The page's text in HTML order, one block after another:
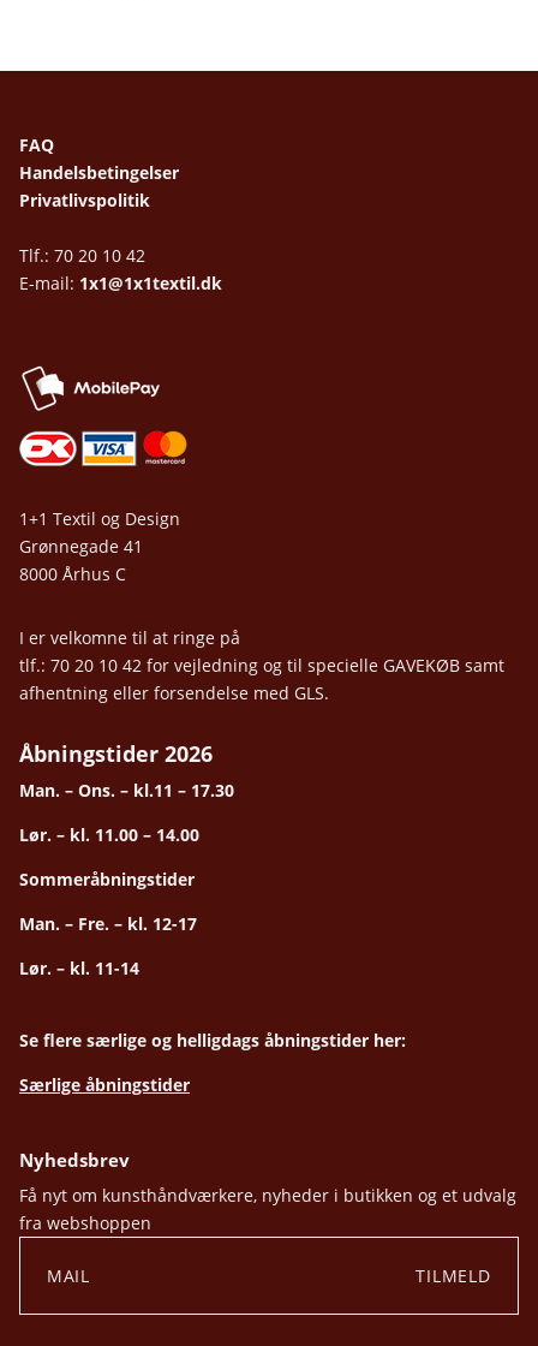
FAQ
Handelsbetingelser
Privatlivspolitik
Tlf.: 70 20 10 42
E-mail: 1x1@1x1textil.dk
1+1 Textil og Design
Grønnegade 41
8000 Århus C
I er velkomne til at ringe på
tlf.: 70 20 10 42 for vejledning og til specielle GAVEKØB samt
afhentning eller forsendelse med GLS.
Åbningstider 2026
Man. – Ons. – kl.11 – 17.30
Lør. – kl. 11.00 – 14.00
Sommeråbningstider
Man. – Fre. – kl. 12-17
Lør. – kl. 11-14
Se flere særlige og helligdags åbningstider her:
Særlige åbningstider
Nyhedsbrev
Få nyt om kunsthåndværkere, nyheder i butikken og et udvalg
fra webshoppen
TILMELD